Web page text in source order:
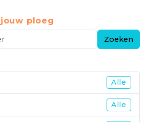
ploeg
Zoeken
Alle
Alle